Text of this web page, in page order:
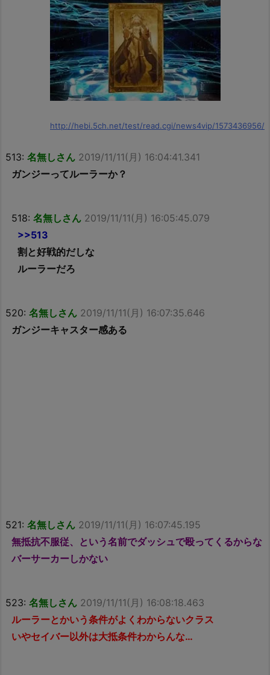
http://hebi.5ch.net/test/read.cgi/news4vip/1573436956/
513: 名無しさん 2019/11/11(月) 16:04:41.341
ガンジーってルーラーか？
518: 名無しさん 2019/11/11(月) 16:05:45.079
>>513
割と好戦的だしな
ルーラーだろ
520: 名無しさん 2019/11/11(月) 16:07:35.646
ガンジーキャスター感ある
521: 名無しさん 2019/11/11(月) 16:07:45.195
無抵抗不服従、という名前でダッシュで殴ってくるからな
バーサーカーしかない
523: 名無しさん 2019/11/11(月) 16:08:18.463
ルーラーとかいう条件がよくわからないクラス
いやセイバー以外は大抵条件わからんな…